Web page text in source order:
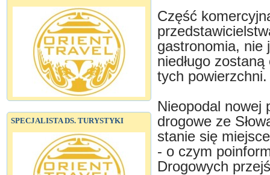
SPECJALISTA DS. TURYSTYKI
Część
gastronomia, nie
niedługo
tych powierzchni.
Nieopodal nowej
drogowe ze
stanie się
- o czym
Drogowych